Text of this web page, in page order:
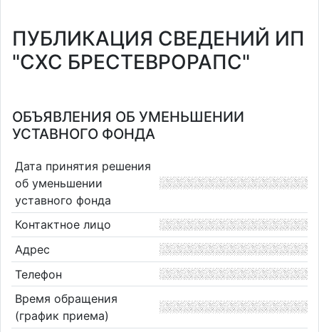
ПУБЛИКАЦИЯ СВЕДЕНИЙ ИП
"СХС БРЕСТЕВРОРАПС"
ОБЪЯВЛЕНИЯ ОБ УМЕНЬШЕНИИ
УСТАВНОГО ФОНДА
Дата принятия решения
об уменьшении
уставного фонда
Контактное лицо
Адрес
Телефон
Время обращения
(график приема)